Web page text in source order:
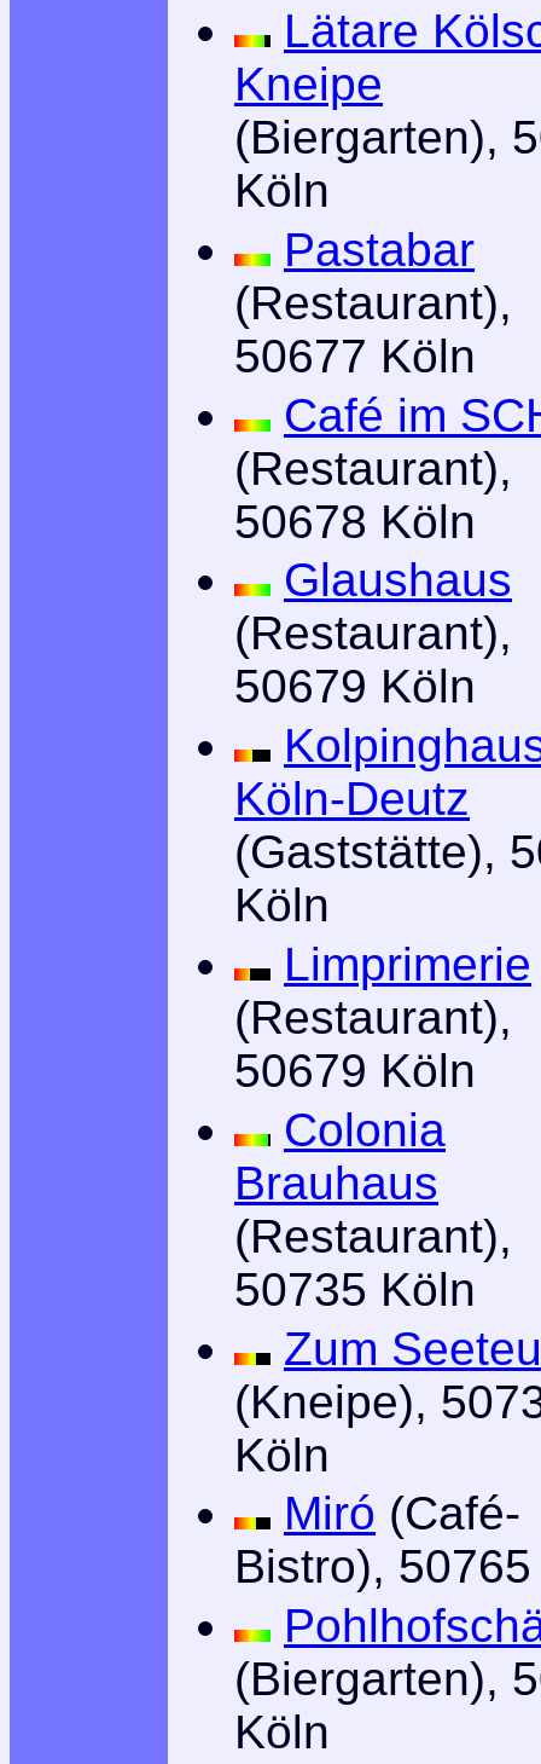
Lätare
Kneipe
(Biergarten),
Köln
Pastabar
(Restaurant),
50677 Köln
Café im
(Restaurant),
50678 Köln
Glaushaus
(Restaurant),
50679 Köln
Köln-Deutz
(Gaststätte),
Köln
Limprimerie
(Restaurant),
50679 Köln
Colonia
Brauhaus
(Restaurant),
50735 Köln
Zum
(Kneipe),
Köln
Miró (Café-
Bistro),
(Biergarten),
Köln